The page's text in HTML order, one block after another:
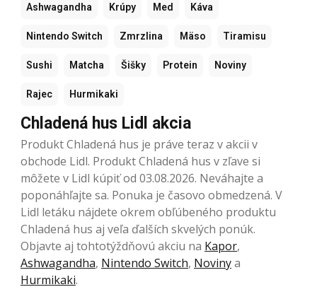
Ashwagandha Krúpy Med Káva
Nintendo Switch Zmrzlina Mäso Tiramisu
Sushi Matcha Šišky Protein Noviny
Rajec Hurmikaki
Chladená hus Lidl akcia
Produkt Chladená hus je práve teraz v akcii v
obchode Lidl. Produkt Chladená hus v zľave si
môžete v Lidl kúpiť od 03.08.2026. Neváhajte a
poponáhľajte sa. Ponuka je časovo obmedzená. V
Lidl letáku nájdete okrem obľúbeného produktu
Chladená hus aj veľa ďalších skvelých ponúk.
Objavte aj tohtotýždňovú akciu na Kapor,
Ashwagandha, Nintendo Switch, Novinya
Hurmikaki.